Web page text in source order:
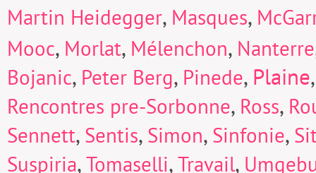
Martin Heidegger, Masques,
Mooc, Morlat, Mélenchon, Nanterre
Bojanic, Peter Berg, Pinede, Plaine
Rencontres pre-Sorbonne, Ross,
Sennett, Sentis, Simon, Sinfonie,
Suspiria,Tomaselli,Travail,